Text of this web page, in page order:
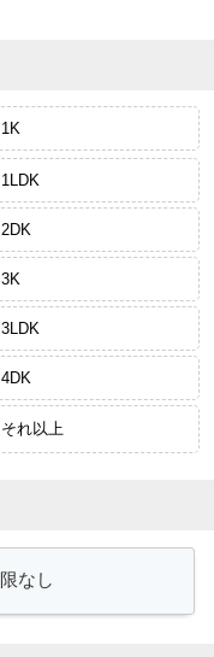
1K
1LDK
2DK
3K
3LDK
4DK
それ以上